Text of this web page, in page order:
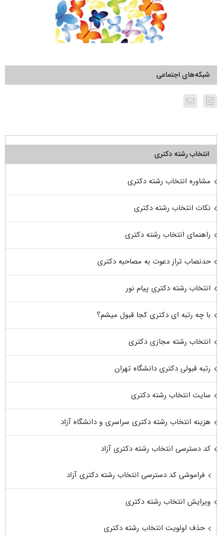
شبکه‌های اجتماعی
انتخاب رشته دکتری
مشاوره انتخاب رشته دکتری
نکات انتخاب رشته دکتری
راهنمای انتخاب رشته دکتری
حدنصاب تراز دعوت به مصاحبه دکتری
انتخاب رشته دکتری پیام نور
با چه رتبه ای دکتری کجا قبول میشم؟
انتخاب رشته مجازی دکتری
رتبه قبولی دکتری دانشگاه تهران
سایت انتخاب رشته دکتری
هزینه انتخاب رشته دکتری سراسری و دانشگاه آزاد
کد دسترسی انتخاب رشته دکتری آزاد
فراموشی کد دسترسی انتخاب رشته دکتری آزاد
ویرایش انتخاب رشته دکتری
حذف اولویت انتخاب رشته دکتری